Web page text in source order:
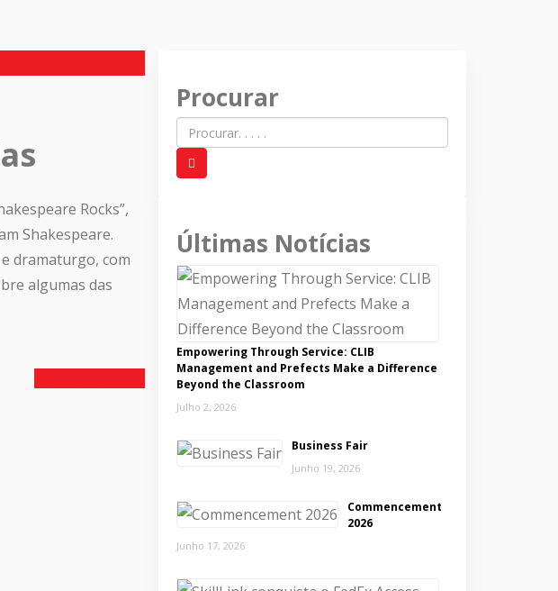
Rocks”,
Shakespeare.
dramaturgo, com
algumas das
Procurar
Últimas Notícias
Empowering Through Service: CLIB
Management and Prefects Make a Difference
Beyond the Classroom
Julho 2, 2026
Business Fair
Junho 19, 2026
Commencement
2026
Junho 17, 2026